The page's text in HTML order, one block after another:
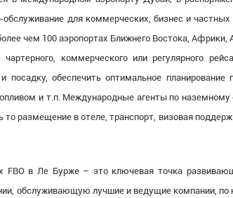
для коммерческих, бизнес и частных
чем 100 аэропортах Ближнего Востока,
коммерческого или регулярного
обеспечить оптимальное планирование
и т.п. Международные агенты по
то размещение в отеле, транспорт, визовая
FBO в Ле Бурже – это ключевая точка
обслуживающую лучшие и ведущие компании, по